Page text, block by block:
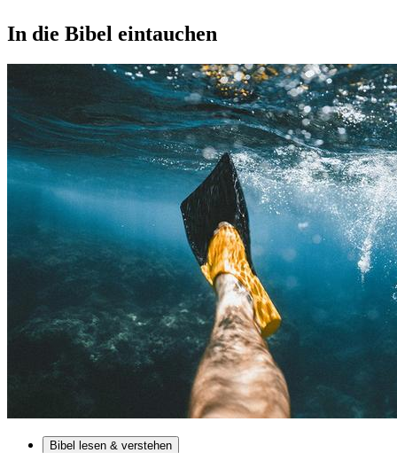
In die Bibel eintauchen
Bibel lesen & verstehen